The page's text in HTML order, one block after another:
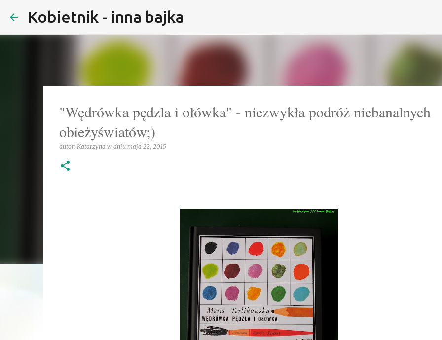
Kobietnik - inna bajka
"Wędrówka pędzla i ołówka" - niezwykła podróż niebanalnych
obieżyświatów;)
autor: Katarzyna w dniu maja 22, 2015